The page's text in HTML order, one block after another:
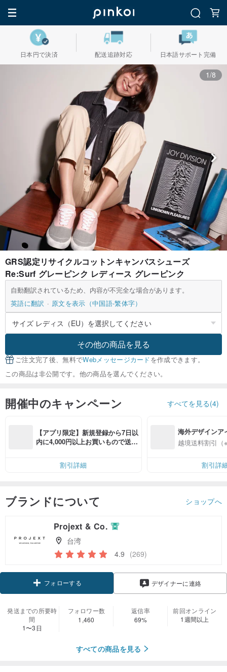
日本円で決済 配送追跡対応 日本語サポート完備
1/8
GRS認定リサイクルコットンキャンバスシューズ
Re:Surf グレーピンク レディース グレーピンク
自動翻訳されているため、内容が不完全な場合があります。
英語に翻訳
原文を表示（中国語-繁体字）
その他の商品を見る
ご注文完了後、無料でWebメッセージカードを作成できます。
この商品は非公開です。他の商品を選んでください。
開催中のキャンペーン すべてを見る(4)
【アプリ限定】新規登録から7日以
内に4,000円以上お買いもので送料
割引詳細
海外デザインア
入
越境送料割引（
割引詳
ブランドについて ショップへ
Projext & Co.
台湾
4.9 (269)
フォローする デザイナーに連絡
発送までの所要時
間
1〜3日
フォロワー数
1,460
返信率
69%
前回オンライン
1週間以上
すべての商品を見る